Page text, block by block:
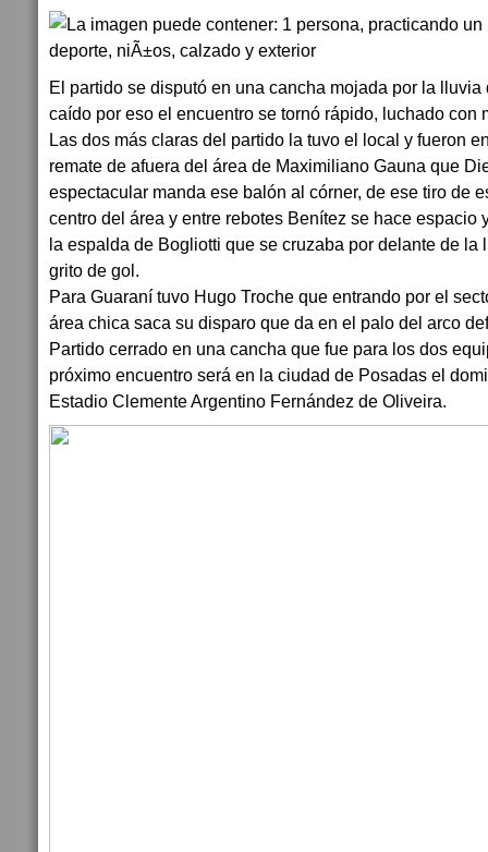
El partido se disputó en una cancha mojada por la
caído por eso el encuentro se tornó rápido, luchado con
Las dos más claras del partido la tuvo el local y fueron
remate de afuera del área de Maximiliano Gauna que
espectacular manda ese balón al córner, de ese tiro de
centro del área y entre rebotes Benítez se hace espacio
la espalda de Bogliotti que se cruzaba por delante de la
grito de gol.
Para Guaraní tuvo Hugo Troche que entrando por el
área chica saca su disparo que da en el palo del arco
Partido cerrado en una cancha que fue para los dos
próximo encuentro será en la ciudad de Posadas el
Estadio Clemente Argentino Fernández de Oliveira.